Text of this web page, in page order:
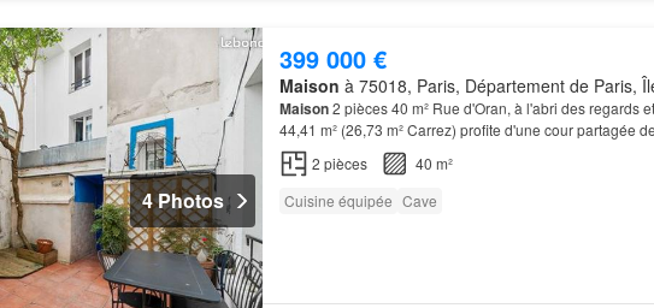
4 Photos
399 000 €
Maison à 75018, Paris, Département de Paris,
Maison2 pièces 40 m² Rue d'Oran, à l'abri des regards
44,41 m² (26,73 m² Carrez) profite d'une cour partagée
Poissonniers (lignes 4 et 12) Contact: Diane [Coordonn…
2 pièces
40 m²
Cuisine équipée Cave